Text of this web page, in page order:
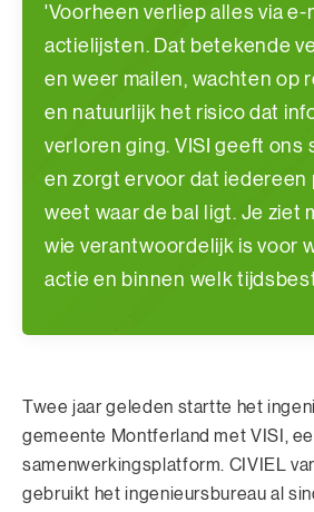
'Voorheen verliep alles via e-
actielijsten. Dat betekende
en weer mailen, wachten op
en natuurlijk het risico dat
verloren ging. VISI geeft ons
en zorgt ervoor dat iedereen
weet waar de bal ligt. Je ziet
wie verantwoordelijk is voor
actie en binnen welk
Twee jaar geleden startte het
gemeente Montferland met VISI,
samenwerkingsplatform. CIVIEL
gebruikt het ingenieursbureau al